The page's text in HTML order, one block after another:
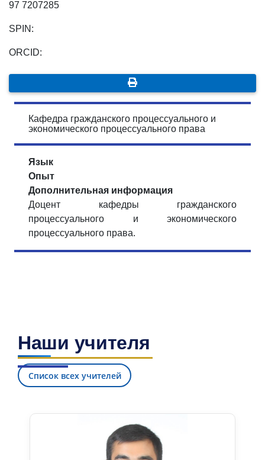
97 7207285
SPIN:
ORCID:
Кафедра гражданского процессуального и
экономического процессуального права
Язык
Опыт
Дополнительная информация
Доцент кафедры гражданского
процессуального и экономического
процессуального права.
Наши учителя
Список всех учителей